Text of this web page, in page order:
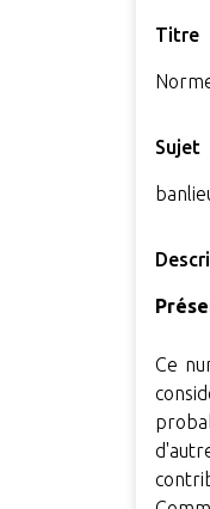
Titre
Sujet
Ce